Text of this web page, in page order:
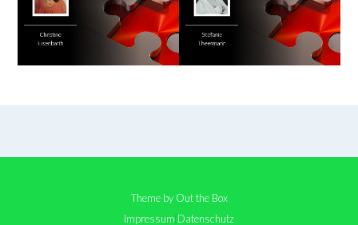
Theme by Out the Box
Impressum Datenschutz